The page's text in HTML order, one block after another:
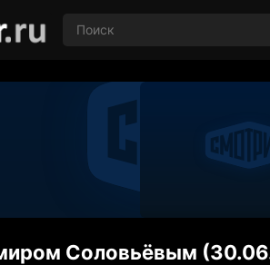
Соловьёвым